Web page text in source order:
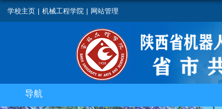
学校主页 | 机械工程学院 | 网站管理
导航